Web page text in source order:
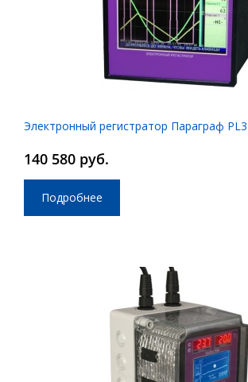
Электронный регистратор Параграф PL3
140 580 руб.
Подробнее